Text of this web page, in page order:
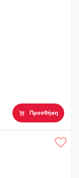
Προσθήκη